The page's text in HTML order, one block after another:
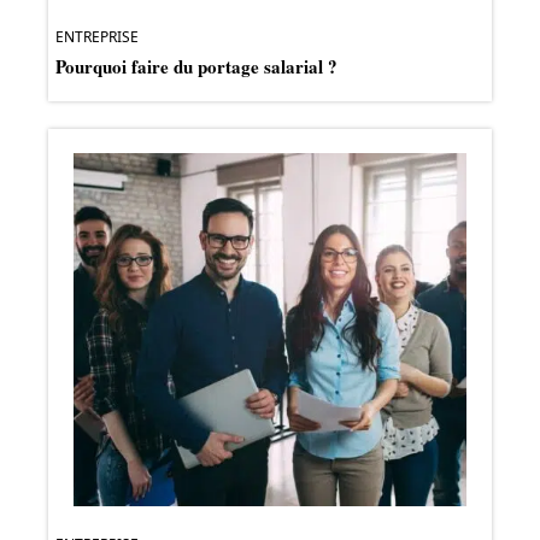
ENTREPRISE
Pourquoi faire du portage salarial ?